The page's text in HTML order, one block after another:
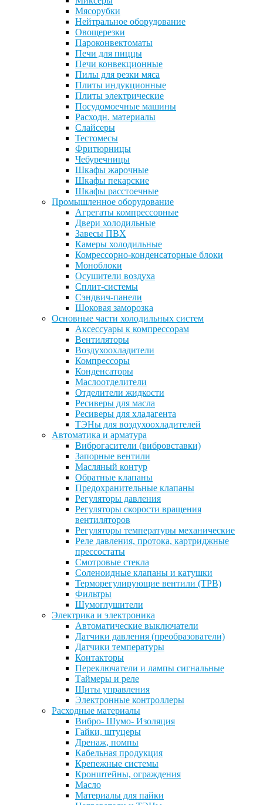
Мясорубки
Нейтральное оборудование
Овощерезки
Пароконвектоматы
Печи для пиццы
Печи конвекционные
Пилы для резки мяса
Плиты индукционные
Плиты электрические
Посудомоечные машины
Расходн. материалы
Слайсеры
Тестомесы
Фритюрницы
Чебуречницы
Шкафы жарочные
Шкафы пекарские
Шкафы расстоечные
Промышленное оборудование
Агрегаты компрессорные
Двери холодильные
Завесы ПВХ
Камеры холодильные
Комрессорно-конденсаторные блоки
Моноблоки
Осушители воздуха
Сплит-системы
Сэндвич-панели
Шоковая заморозка
Основные части холодильных систем
Аксессуары к компрессорам
Вентиляторы
Воздухоохладители
Компрессоры
Конденсаторы
Маслоотделители
Отделители жидкости
Ресиверы для масла
Ресиверы для хладагента
ТЭНы для воздухоохладителей
Автоматика и арматура
Виброгасители (вибровставки)
Запорные вентили
Масляный контур
Обратные клапаны
Предохранительные клапаны
Регуляторы давления
Регуляторы скорости вращения
вентиляторов
Регуляторы температуры механические
Реле давления, протока, картриджные
прессостаты
Смотровые стекла
Соленоидные клапаны и катушки
Терморегулирующие вентили (ТРВ)
Фильтры
Шумоглушители
Электрика и электроника
Автоматические выключатели
Датчики давления (преобразователи)
Датчики температуры
Контакторы
Переключатели и лампы сигнальные
Таймеры и реле
Щиты управления
Электронные контроллеры
Расходные материалы
Вибро- Шумо- Изоляция
Гайки, штуцеры
Дренаж, помпы
Кабельная продукция
Крепежные системы
Кронштейны, ограждения
Масло
Материалы для пайки